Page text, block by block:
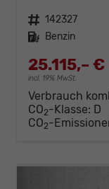
Fahrzeugnr. 142327
Kraftstoff Benzin
25.115,– €
incl. 19% MwSt.
Verbrauch
CO2-Klasse: D
CO2-